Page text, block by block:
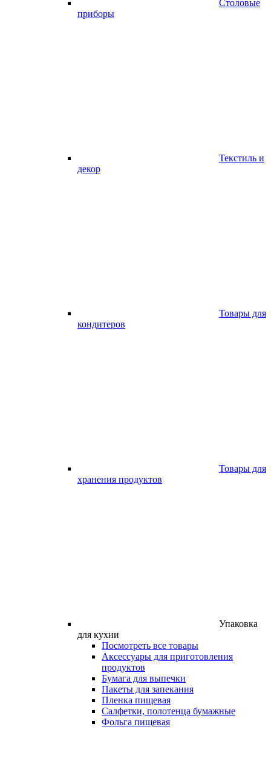
Столовые
приборы
Текстиль и
декор
Товары для
кондитеров
Товары для
хранения продуктов
Упаковка
для кухни
Посмотреть все товары
Аксессуары для приготовления
продуктов
Бумага для выпечки
Пакеты для запекания
Пленка пищевая
Салфетки, полотенца бумажные
Фольга пищевая